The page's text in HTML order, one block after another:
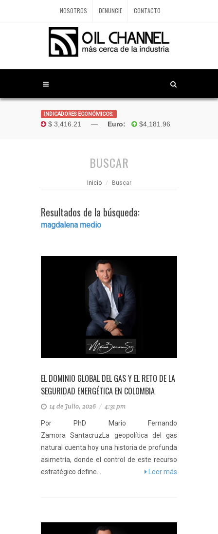
NOSOTROS DENUNCIE CONTACTO
INDICADORES ECONÓMICOS:
$ 3,416.21 —Euro: $4,181.96 —
BUSCAR
Inicio Buscar
Resultados de la búsqueda:
magdalena medio
EL DOMINIO GLOBAL DEL GAS Y EL RETO DE LA
SEGURIDAD ENERGÉTICA EN COLOMBIA
14 de Julio, 2026 / 4:31 pm
Por PhD Mario Fernando
Zamora SantacruzLa geopolítica del gas
natural cuenta hoy una historia de profunda
asimetría, donde el control de este recurso
estratégico define...
Leer más